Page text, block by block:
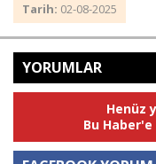
Tarih: 02-08-2025
YORUMLAR
Henüz
Bu